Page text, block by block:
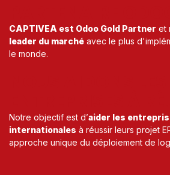
CAPTIVEA est Odoo Gold Partner et
leader du marché avec le plus
le monde.
Notre objectif est d’aider les
internationales à réussir leurs projet
approche unique du déploiement de